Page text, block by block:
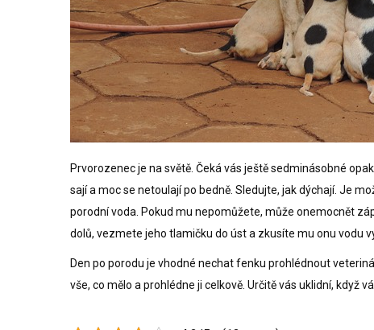
Prvorozenec je na světě. Čeká vás ještě sedminásobné
sají a moc se netoulají po bedně. Sledujte, jak dýchají. Je
porodní voda. Pokud mu nepomůžete, může onemocnět
dolů, vezmete jeho tlamičku do úst a zkusíte mu onu vodu
Den po porodu je vhodné nechat fenku prohlédnout
vše, co mělo a prohlédne ji celkově. Určitě vás uklidní, když